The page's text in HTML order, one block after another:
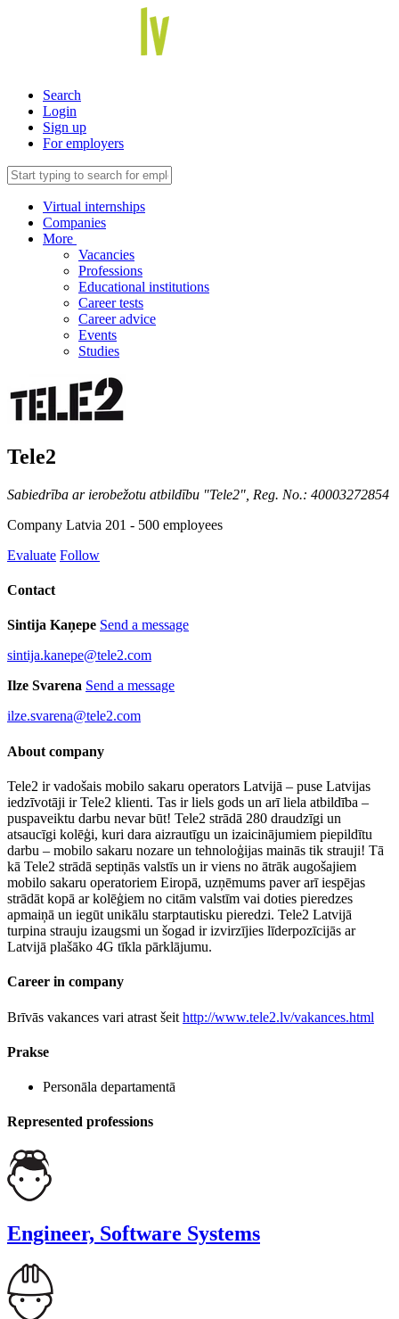
Search
Login
Sign up
For employers
Virtual internships
Companies
More
Vacancies
Professions
Educational institutions
Career tests
Career advice
Events
Studies
Tele2
Sabiedrība ar ierobežotu atbildību "Tele2", Reg. No.: 40003272854
Company Latvia 201 - 500 employees
Evaluate Follow
Contact
Sintija Kaņepe Send a message
sintija.kanepe@tele2.com
Ilze Svarena Send a message
ilze.svarena@tele2.com
About company
Tele2 ir vadošais mobilo sakaru operators Latvijā – puse Latvijas
iedzīvotāji ir Tele2 klienti. Tas ir liels gods un arī liela atbildība –
puspaveiktu darbu nevar būt! Tele2 strādā 280 draudzīgi un
atsaucīgi kolēģi, kuri dara aizrautīgu un izaicinājumiem piepildītu
darbu – mobilo sakaru nozare un tehnoloģijas mainās tik strauji! Tā
kā Tele2 strādā septiņās valstīs un ir viens no ātrāk augošajiem
mobilo sakaru operatoriem Eiropā, uzņēmums paver arī iespējas
strādāt kopā ar kolēģiem no citām valstīm vai doties pieredzes
apmaiņā un iegūt unikālu starptautisku pieredzi. Tele2 Latvijā
turpina strauju izaugsmi un šogad ir izvirzījies līderpozīcijās ar
Latvijā plašāko 4G tīkla pārklājumu.
Career in company
Brīvās vakances vari atrast šeit http://www.tele2.lv/vakances.html
Prakse
Personāla departamentā
Represented professions
Engineer, Software Systems